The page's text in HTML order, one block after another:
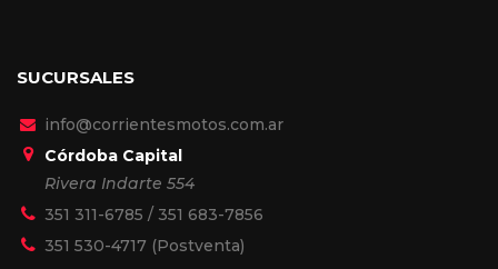
SUCURSALES
info@corrientesmotos.com.ar
Córdoba Capital
Rivera Indarte 554
351 311-6785 / 351 683-7856
351 530-4717 (Postventa)